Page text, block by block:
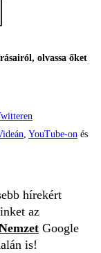
olvassa őket
, YouTube-on és
hírekért
az
Google
is!